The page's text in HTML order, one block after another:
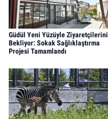
Güdül Yeni Yüzüyle Ziyaretçilerini
Bekliyor: Sokak Sağlıklaştırma
Projesi Tamamlandı